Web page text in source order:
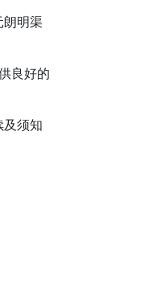
朗明渠
良好的
及须知